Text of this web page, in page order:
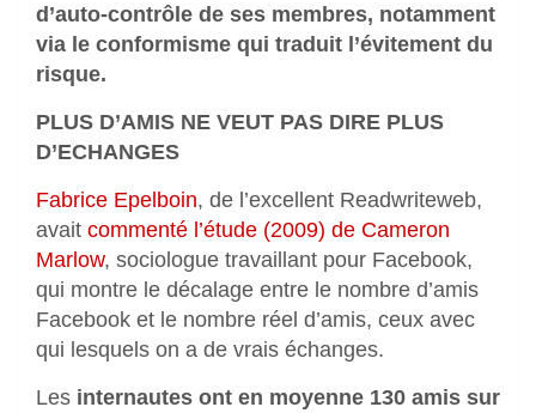
d’auto-contrôle de ses membres, notamment
via le conformisme qui traduit l’évitement du
risque.
PLUS D’AMIS NE VEUT PAS DIRE PLUS
D’ECHANGES
Fabrice Epelboin, de l’excellent Readwriteweb,
avait commenté l’étude (2009) de Cameron
Marlow, sociologue travaillant pour Facebook,
qui montre le décalage entre le nombre d’amis
Facebook et le nombre réel d’amis, ceux avec
qui lesquels on a de vrais échanges.
Les internautes ont en moyenne 130 amis sur